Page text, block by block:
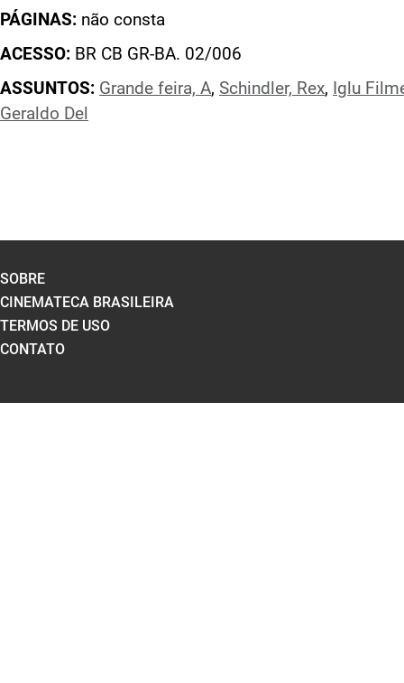
PÁGINAS: não consta
ACESSO: BR CB GR-BA. 02/006
ASSUNTOS: Grande feira, A, Schindler, Rex, Iglu
Geraldo Del
SOBRE
CINEMATECA BRASILEIRA
TERMOS DE USO
CONTATO